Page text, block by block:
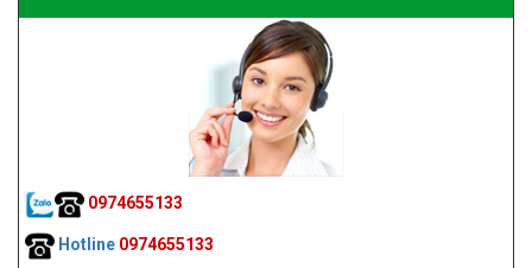
0974655133
Hotline 0974655133